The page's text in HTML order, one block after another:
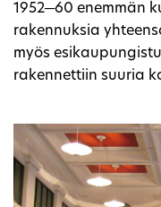
1952─60 enemmän
rakennuksia
myös
rakennettiin suuria